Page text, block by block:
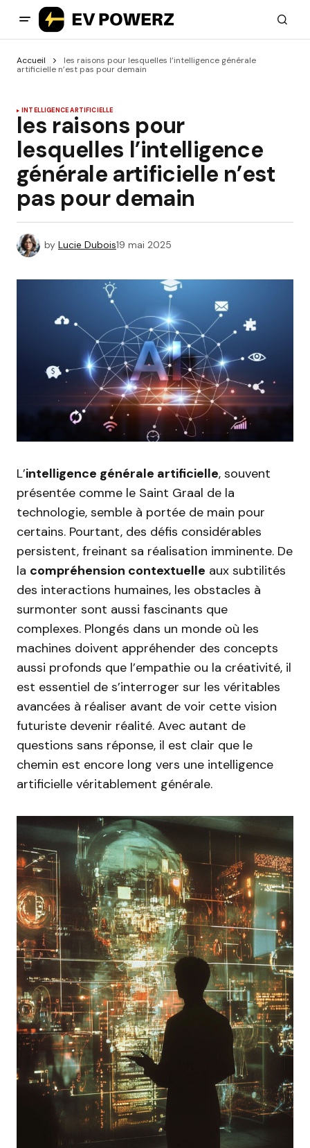
Accueil
les raisons pour lesquelles l’intelligence générale
artificielle n’est pas pour demain
INTELLIGENCE ARTIFICIELLE
les raisons pour
lesquelles l’intelligence
générale artificielle n’est
pas pour demain
by Lucie Dubois19 mai 2025
L’intelligence générale artificielle, souvent
présentée comme le Saint Graal de la
technologie, semble à portée de main pour
certains. Pourtant, des défis considérables
persistent, freinant sa réalisation imminente. De
la compréhension contextuelle aux subtilités
des interactions humaines, les obstacles à
surmonter sont aussi fascinants que
complexes. Plongés dans un monde où les
machines doivent appréhender des concepts
aussi profonds que l’empathie ou la créativité, il
est essentiel de s’interroger sur les véritables
avancées à réaliser avant de voir cette vision
futuriste devenir réalité. Avec autant de
questions sans réponse, il est clair que le
chemin est encore long vers une intelligence
artificielle véritablement générale.